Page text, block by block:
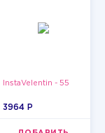
InstaVelentin - 55
3964 P